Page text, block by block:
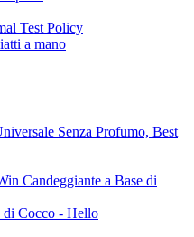
Test Policy
a mano
Senza Profumo, Best
Candeggiante a Base di
di Cocco - Hello